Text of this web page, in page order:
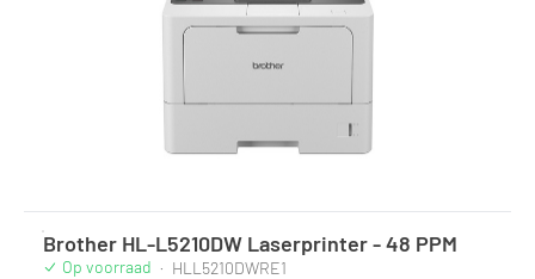
Brother HL-L5210DW Laserprinter - 48 PPM
Op voorraad · HLL5210DWRE1